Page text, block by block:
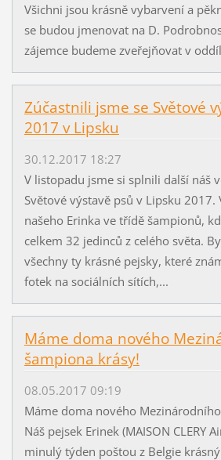
Všichni jsou krásně vybarvení a
se budou jmenovat na D.
zájemce budeme zveřejňovat v
Zúčastnili jsme se Světové
2017 v Lipsku
30.12.2017 18:27
V listopadu jsme si splnili další náš
Světové výstavě psů v Lipsku 2017.
našeho Erinka ve třídě šampionů,
celkem 32 jedinců z celého světa.
všechny ty krásné pejsky, které
fotek na sociálních sítích,...
Máme doma nového
šampiona krásy!
08.05.2017 09:19
Máme doma nového
Náš pejsek Erinek (MAISON CLERY
minulý týden poštou z Belgie